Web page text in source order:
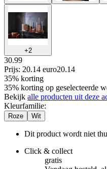
+2
30.99
Prijs: 20.14 euro20.14
35% korting
35% korting op geselecteerde
Bekijk alle producten uit deze
Kleurfamilie:
Roze Wit
Dit product wordt niet
Click & collect
gratis